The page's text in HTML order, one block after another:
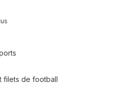
filets de football